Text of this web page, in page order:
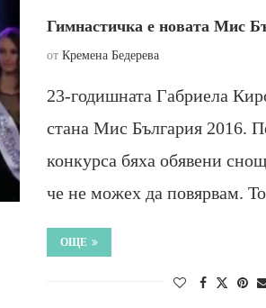
Гимнастичка е новата Мис
от Кремена Бедерева
23-годишната Габриела
стана Мис България 2016.
конкурса бяха обявени
че не можех да повярвам.
ОЩЕ